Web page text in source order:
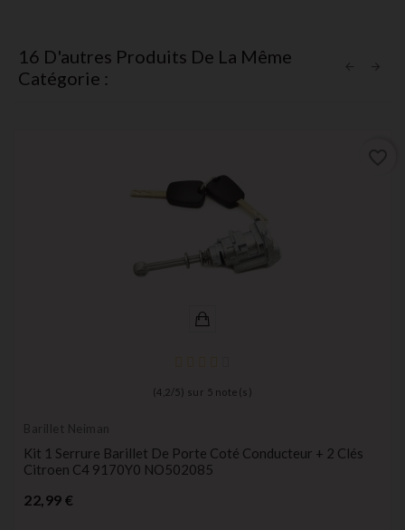
16 D'autres Produits De La Même
Catégorie :
(4,2 / 5) sur 5 note(s)
Barillet Neiman
Kit 1 Serrure Barillet De Porte Coté Conducteur + 2 Clés
Citroen C4 9170Y0 NO502085
22,99 €